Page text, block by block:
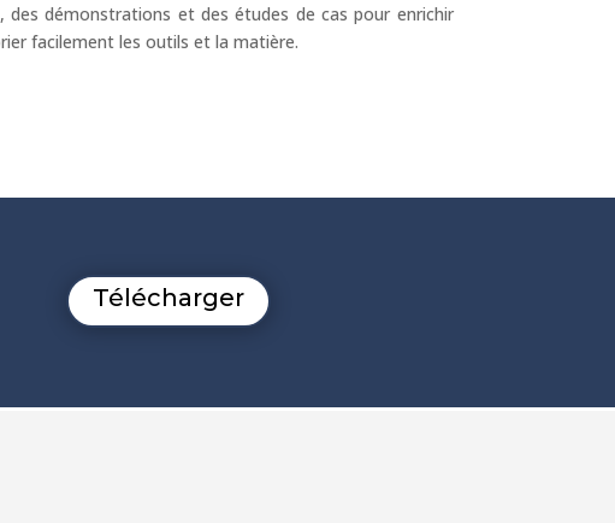
des démonstrations et des études de cas pour enrichir
facilement les outils et la matière.
Télécharger